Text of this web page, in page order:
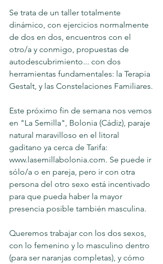
Se trata de un taller totalmente
dinámico, con ejercicios normalmente
de dos en dos, encuentros con el
otro/a y conmigo, propuestas de
autodescubrimiento... con dos
herramientas fundamentales: la Terapia
Gestalt, y las Constelaciones Familiares.
Este próximo fin de semana nos vemos
en "La Semilla", Bolonia (Cádiz), paraje
natural maravilloso en el litoral
gaditano ya cerca de Tarifa:
www.lasemillabolonia.com. Se puede ir
sólo/a o en pareja, pero ir con otra
persona del otro sexo está incentivado
para que pueda haber la mayor
presencia posible también masculina.
Queremos trabajar con los dos sexos,
con lo femenino y lo masculino dentro
(para ser naranjas completas), y cómo